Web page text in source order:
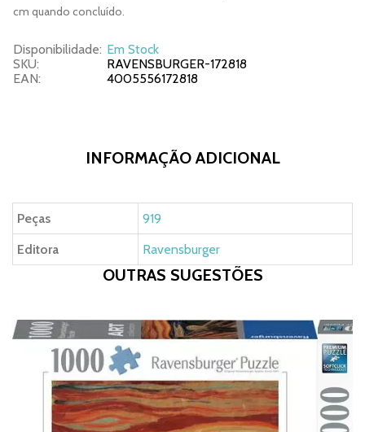
cm quando concluído.
Disponibilidade: Em Stock
SKU:
RAVENSBURGER-172818
EAN:
4005556172818
INFORMAÇÃO ADICIONAL
Peças
919
Editora
Ravensburger
OUTRAS SUGESTÕES